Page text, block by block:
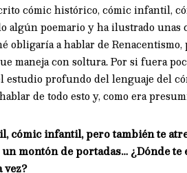
cómic histórico, cómic infantil,
algún poemario y ha ilustrado unas
obligaría a hablar de
maneja con soltura. Por si fuera
estudio profundo del lenguaje del
de todo esto y, como era
cómic infantil, pero también te
montón de portadas… ¿Dónde te
vez?